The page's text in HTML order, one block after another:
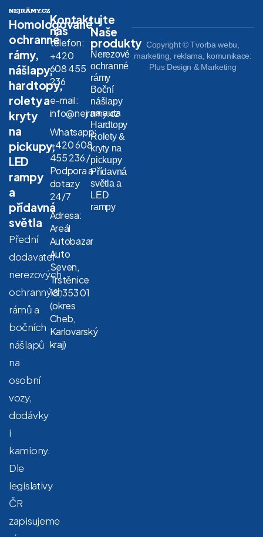
Homologované
ochranné
rámy,
nášlapy,
hardtopy,
rolety a
kryty
na
pickupy,
LED
rampy
a
přídavná
světla
Přední
dodavatel
nerezových
ochranných
rámů a
bočních
nášlapů
na
osobní
vozy,
dodávky
i
kamiony.
Dle
legislativy
ČR
zapisujeme
Kontaktujte
nás
telefon:
+420
608 455
236
e-mail:
info@nejramy.cz
Whatsapp:
+420 608
455 236 /
Podpora a
dotazy
24/7
Adresa:
Areál
Autobazar
Auto
Seven,
Trstěnice
18, 353 01
(okres
Cheb,
Karlovarský
kraj)
Naše
produkty
Nerezové
ochranné
rámy
Boční
nášlapy
na auta
Hardtopy
Rolety &
kryty na
pickupy
Přídavná
světla a
LED
rampy
Copyright © Tvorba webu,
marketing, reklama, komunikace:
Plus Design & Marketing